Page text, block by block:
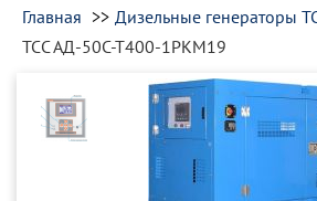
Главная
Дизельные генераторы
ТСС АД-50С-Т400-1РКМ19